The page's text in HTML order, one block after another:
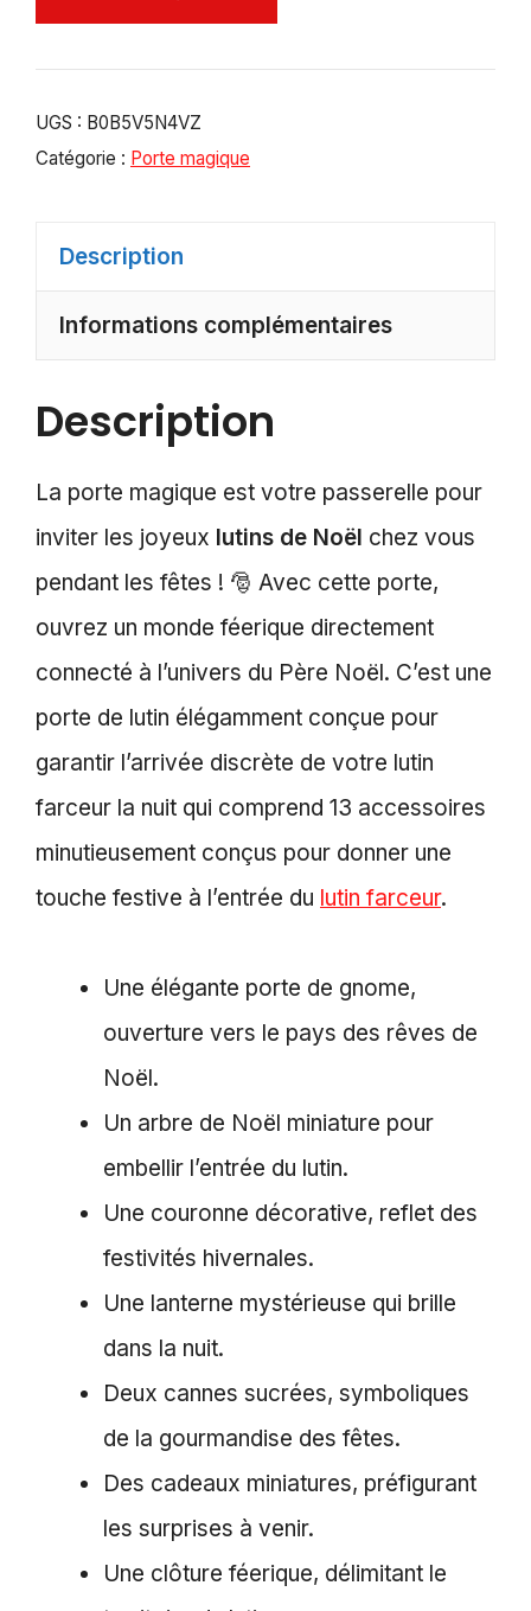
UGS : B0B5V5N4VZ
Catégorie : Porte magique
Description
Informations complémentaires
Description
La porte magique est votre passerelle pour
inviter les joyeux lutins de Noël chez vous
pendant les fêtes ! 🎅 Avec cette porte,
ouvrez un monde féerique directement
connecté à l’univers du Père Noël. C’est une
porte de lutin élégamment conçue pour
garantir l’arrivée discrète de votre lutin
farceur la nuit qui comprend 13 accessoires
minutieusement conçus pour donner une
touche festive à l’entrée du lutin farceur.
Une élégante porte de gnome,
ouverture vers le pays des rêves de
Noël.
Un arbre de Noël miniature pour
embellir l’entrée du lutin.
Une couronne décorative, reflet des
festivités hivernales.
Une lanterne mystérieuse qui brille
dans la nuit.
Deux cannes sucrées, symboliques
de la gourmandise des fêtes.
Des cadeaux miniatures, préfigurant
les surprises à venir.
Une clôture féerique, délimitant le